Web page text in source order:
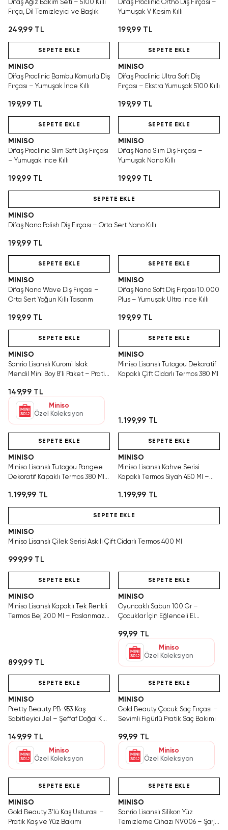
Difaş Ağız Bakım Seti – 5100 Kıllı
Fırça, Dil Temizleyici ve Başlık
249,99 TL
Difaş Proclinic Ortho Diş Fırçası –
Yumuşak V Kesim Kıllı
199,99 TL
SEPETE EKLE
MINISO
Difaş Proclinic Bambu Kömürlü Diş
Fırçası – Yumuşak İnce Kıllı
199,99 TL
SEPETE EKLE
MINISO
Difaş Proclinic Ultra Soft Diş
Fırçası – Ekstra Yumuşak 5100 Kıllı
199,99 TL
SEPETE EKLE
MINISO
Difaş Proclinic Slim Soft Diş Fırçası
– Yumuşak İnce Kıllı
199,99 TL
SEPETE EKLE
MINISO
Difaş Nano Slim Diş Fırçası –
Yumuşak Nano Kıllı
199,99 TL
SEPETE EKLE
MINISO
Difaş Nano Polish Diş Fırçası – Orta Sert Nano Kıllı
199,99 TL
SEPETE EKLE
MINISO
Difaş Nano Wave Diş Fırçası –
Orta Sert Yoğun Kıllı Tasarım
199,99 TL
SEPETE EKLE
MINISO
Difaş Nano Soft Diş Fırçası 10.000
Plus – Yumuşak Ultra İnce Kıllı
199,99 TL
SEPETE EKLE
MINISO
Sanrio Lisanslı Kuromi Islak
Mendil Mini Boy 8’li Paket – Pratik
149,99 TL
Miniso
Özel Koleksiyon
SEPETE EKLE
MINISO
Miniso Lisanslı Tutogou Dekoratif
Kapaklı Çift Cidarlı Termos 380 Ml
1.199,99 TL
SEPETE EKLE
MINISO
Miniso Lisanslı Tutogou Pangee
Dekoratif Kapaklı Termos 380 Ml
1.199,99 TL
SEPETE EKLE
MINISO
Miniso Lisanslı Kahve Serisi
Kapaklı Termos Siyah 450 Ml –
1.199,99 TL
SEPETE EKLE
MINISO
Miniso Lisanslı Çilek Serisi Askılı Çift Cidarlı Termos 400 Ml
999,99 TL
SEPETE EKLE
MINISO
Miniso Lisanslı Kapaklı Tek Renkli
Termos Bej 200 Ml – Paslanmaz
899,99 TL
SEPETE EKLE
MINISO
Oyuncaklı Sabun 100 Gr –
Çocuklar İçin Eğlenceli El
99,99 TL
Miniso
Özel Koleksiyon
SEPETE EKLE
MINISO
Pretty Beauty PB-953 Kaş
Sabitleyici Jel – Şeffaf Doğal Kaş
149,99 TL
Miniso
Özel Koleksiyon
SEPETE EKLE
MINISO
Gold Beauty Çocuk Saç Fırçası –
Sevimli Figürlü Pratik Saç Bakımı
99,99 TL
Miniso
Özel Koleksiyon
SEPETE EKLE
MINISO
Gold Beauty 3’lü Kaş Usturası –
Pratik Kaş ve Yüz Bakımı
SEPETE EKLE
MINISO
Sanrio Lisanslı Silikon Yüz
Temizleme Cihazı NV006 – Şarj